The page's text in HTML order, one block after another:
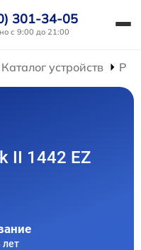
301-34-05
с 9:00 до 21:00
Каталог устройств
II 1442 EZ
лет